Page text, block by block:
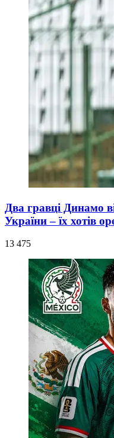
Два гравці Динамо
України – їх хотів
13 475